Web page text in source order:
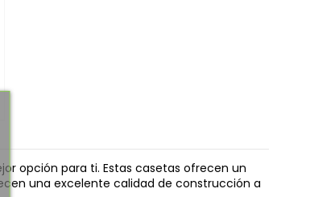
opción para ti. Estas casetas ofrecen un
una excelente calidad de construcción a